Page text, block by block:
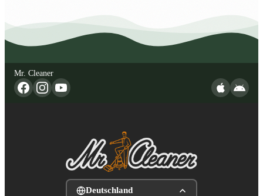
Mr. Cleaner
Deutschland